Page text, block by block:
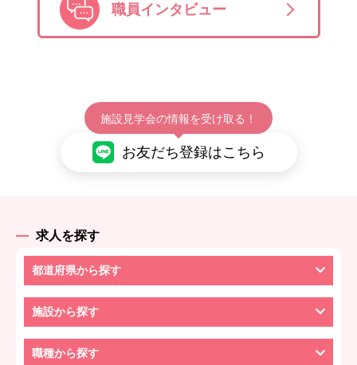
職員インタビュー
施設見学会の情報を受け取る！
お友だち登録はこちら
求人を探す
都道府県から探す
施設から探す
職種から探す